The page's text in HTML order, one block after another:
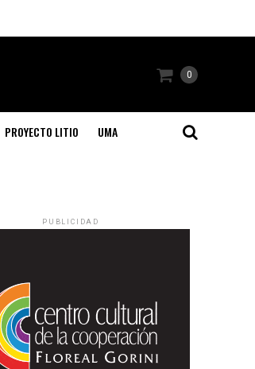
0
PROYECTO LITIO UMA
PUBLICIDAD